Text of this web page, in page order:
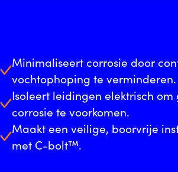
Minimaliseert corrosie door
vochtophoping te verminderen.
Isoleert leidingen elektrisch om
corrosie te voorkomen.
Maakt een veilige, boorvrije
met C-bolt™.